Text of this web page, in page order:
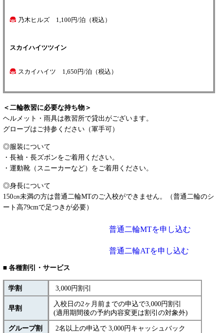
乃木ヒルズ 1,100円/泊（税込）
スカイハイツツイン
スカイハイツ 1,650円/泊（税込）
＜二輪教習に必要な持ち物＞
ヘルメット・雨具は教習所で貸出がございます。
グローブはご持参ください（軍手可）
◎服装について
・長袖・長ズボンをご着用ください。
・運動靴（スニーカーなど）をご着用ください。
◎身長について
150㎝未満の方は普通二輪MTのご入校ができません。（普通二輪のシ
ート高79cmで足つきが必要）
普通二輪MTを申し込む
普通二輪ATを申し込む
■ 各種割引・サービス
学割 3,000円割引
早割
入校日の2ヶ月前までの申込で3,000円割引
(適用期間後の予約内容変更は割引の対象外)
グループ割
2名以上の申込で 3,000円キャッシュバック